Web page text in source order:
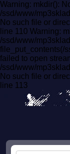
Warning: mkdir():
/ssd/www/
No such file or
line 110 Warning:
/ssd/www/
file_put_contents(/
failed to open
/ssd/www/
No such file or
line 113